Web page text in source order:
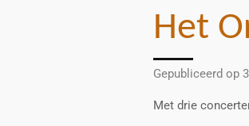
Het
Gepubliceerd op
Met drie